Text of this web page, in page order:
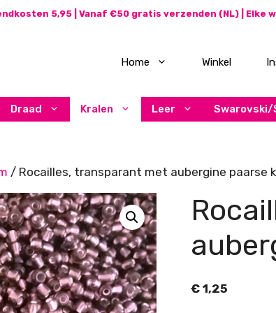
5,95 | Vanaf €50 gratis verzenden (NL) | Elke
Home Winkel
Draad Kralen Leer
/ Rocailles, transparant met aubergine paarse
€1,25